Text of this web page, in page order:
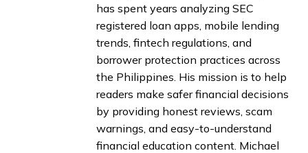
has spent years analyzing SEC
registered loan apps, mobile lending
trends, fintech regulations, and
borrower protection practices across
the Philippines. His mission is to help
readers make safer financial decisions
by providing honest reviews, scam
warnings, and easy-to-understand
financial education content. Michael